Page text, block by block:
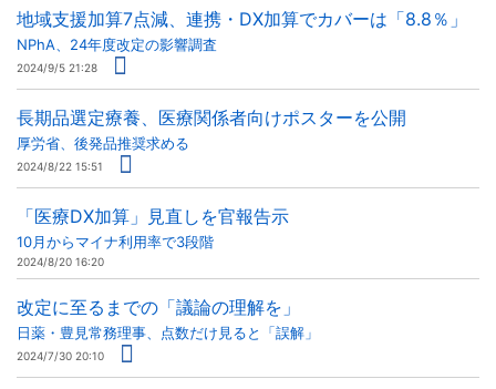
地域支援加算7点減、連携・DX加算でカバーは「8.8％」
NPhA、24年度改定の影響調査
2024/9/5 21:28
長期品選定療養、医療関係者向けポスターを公開
厚労省、後発品推奨求める
2024/8/22 15:51
「医療DX加算」見直しを官報告示
10月からマイナ利用率で3段階
2024/8/20 16:20
改定に至るまでの「議論の理解を」
日薬・豊見常務理事、点数だけ見ると「誤解」
2024/7/30 20:10